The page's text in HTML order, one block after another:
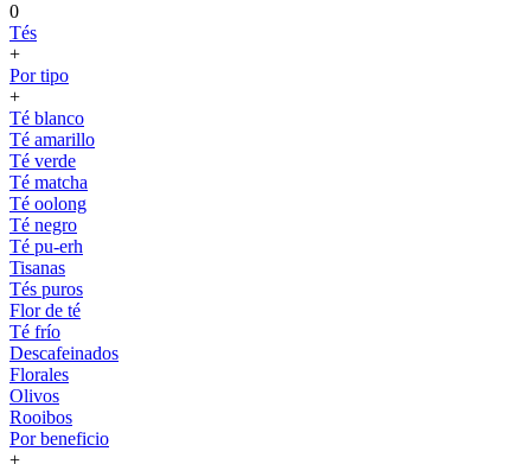
0
Tés
+
Por tipo
+
Té blanco
Té amarillo
Té verde
Té matcha
Té oolong
Té negro
Té pu-erh
Tisanas
Tés puros
Flor de té
Té frío
Descafeinados
Florales
Olivos
Rooibos
Por beneficio
+